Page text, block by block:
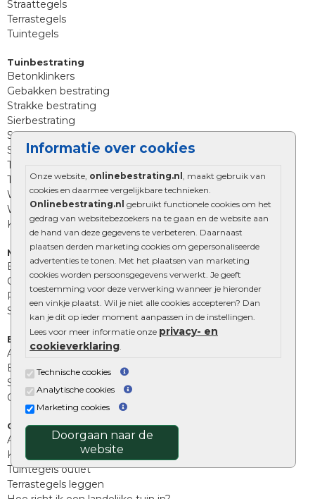
Informatie over cookies
Onze website, onlinebestrating.nl , maakt gebruik van
cookies en daarmee vergelijkbare technieken.
Onlinebestrating.nl gebruikt functionele cookies om het
gedrag van websitebezoekers na te gaan en de website aan
de hand van deze gegevens te verbeteren. Daarnaast
plaatsen derden marketing cookies om gepersonaliseerde
advertenties te tonen. Met het plaatsen van marketing
cookies worden persoonsgegevens verwerkt. Je geeft
toestemming voor deze verwerking wanneer je hieronder
een vinkje plaatst. Wil je niet alle cookies accepteren? Dan
kan je dit op ieder moment aanpassen in de instellingen.
Lees voor meer informatie onze privacy- en
cookieverklaring
Technische cookies
Analytische cookies
Marketing cookies
Doorgaan naar de
website
Straattegels
Terrastegels
Tuintegels
Tuinbestrating
Betonklinkers
Gebakken bestrating
Strakke bestrating
Sierbestrating
Straatklinkers
Straatstenen
Trommelstenen
Tuinstenen
Waalformaat
Wildverband bestrating
Kingstones
Muurelementen
Betonbielzen
Opsluitbanden
Palissades
Stapelblokken
Extra benodigdheden
Afwatering en diversen
Beplantings en betonelementen
Split, grind en zand
Oprit tegels
Overig
Aanbiedingen
Kunstgras
Tuintegels outlet
Terrastegels leggen